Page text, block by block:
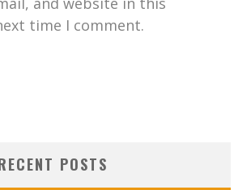
time I comment.
POSTS